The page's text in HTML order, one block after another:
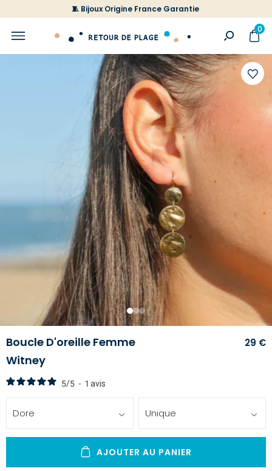
🧵 Bijoux Origine France Garantie
0
1 23
Boucle D'oreille Femme
Witney
29 €
5/5 - 1 avis
Dore Unique
AJOUTER AU PANIER